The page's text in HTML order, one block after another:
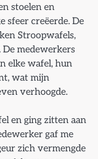
stoelen en
sfeer creëerde. De
Stroopwafels,
medewerkers
elke wafel, hun
wat mijn
verhoogde.
en ging zitten aan
gaf me
zich vermengde